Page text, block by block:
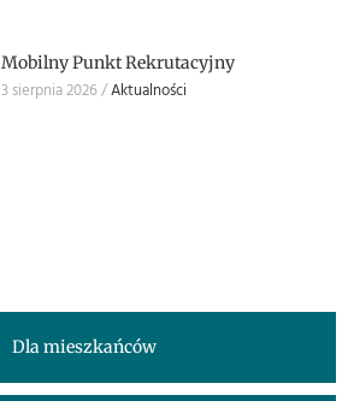
Mobilny Punkt Rekrutacyjny
3 sierpnia 2026 Aktualności
Dla mieszkańców